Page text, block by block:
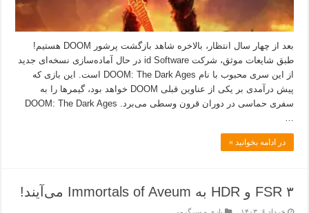
بعد از چهار سال انتظار، بالاخره شاهد بازگشت پرشور DOOM هستیم!
طبق شایعات موثق، شرکت id Software در حال آماده‌سازی نسخه‌ای جدید
از این سری محبوب با نام DOOM: The Dark Ages است. این بازی که
پیش‌ درآمدی بر یکی از عناوین قبلی DOOM خواهد بود، گیمرها را به
سفری حماسی در دوران قرون وسطی می‌برد. DOOM: The Dark Ages
…
در ادامه بخوانید »
FSR ۳ و HDR به Immortals of Aveum می‌آیند!